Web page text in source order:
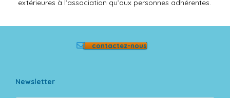
extérieures à l’association qu’aux personnes adhérentes.
contactez-nous
Newsletter